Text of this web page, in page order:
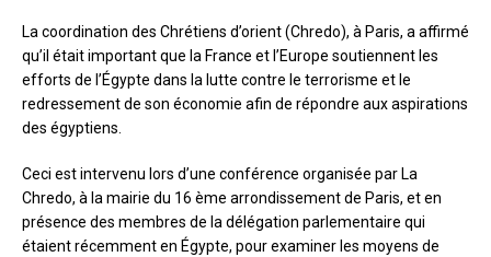
La coordination des Chrétiens d’orient (Chredo), à Paris, a affirmé
qu’il était important que la France et l’Europe soutiennent les
efforts de l’Égypte dans la lutte contre le terrorisme et le
redressement de son économie afin de répondre aux aspirations
des égyptiens.
Ceci est intervenu lors d’une conférence organisée par La
Chredo, à la mairie du 16 ème arrondissement de Paris, et en
présence des membres de la délégation parlementaire qui
étaient récemment en Égypte, pour examiner les moyens de